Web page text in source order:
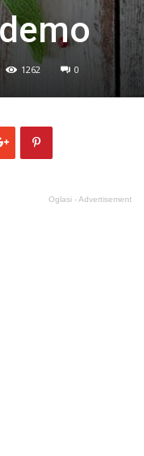
1262 0
Oglasi - Advertisement